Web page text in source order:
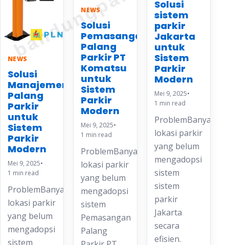
NEWS
Solusi
Manajemen
Palang
Parkir
untuk
Sistem
Parkir
Modern
Mei 9, 2025•
1 min read
ProblemBanyak
lokasi parkir
yang belum
mengadopsi
sistem
NEWS
Solusi
Pemasangan
Palang
Parkir PT
Komatsu
untuk
Sistem
Parkir
Modern
Mei 9, 2025•
1 min read
ProblemBanyak
lokasi parkir
yang belum
mengadopsi
sistem
Pemasangan
Palang
Solusi
sistem
parkir
Jakarta
untuk
Sistem
Parkir
Modern
Mei 9, 2025•
1 min read
ProblemBanyak
lokasi parkir
yang belum
mengadopsi
sistem
sistem
parkir
Jakarta
secara
efisien.